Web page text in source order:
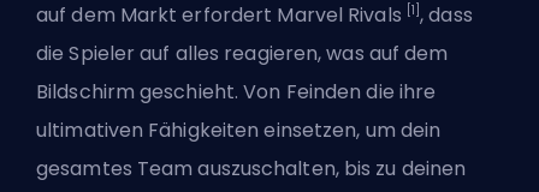
auf dem Markt erfordert Marvel Rivals [1] , dass
die Spieler auf alles reagieren, was auf dem
Bildschirm geschieht. Von Feindendie ihre
ultimativen Fähigkeiten einsetzen, um dein
gesamtes Team auszuschalten, bis zu deinen